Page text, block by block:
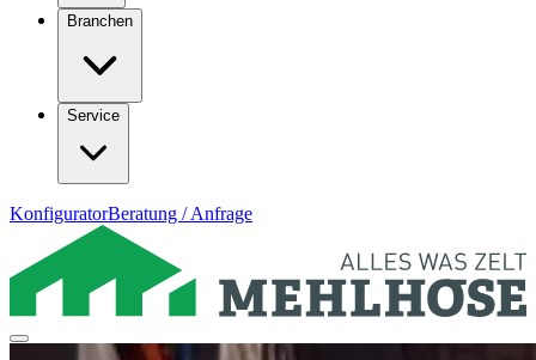
Branchen
Service
KonfiguratorBeratung / Anfrage